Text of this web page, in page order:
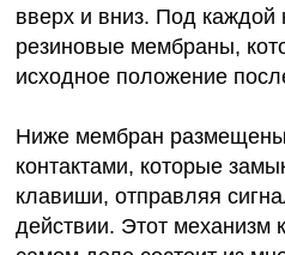
вверх и вниз. Под каждой
резиновые мембраны,
исходное положение
Ниже мембран
контактами, которые
клавиши, отправляя
действии. Этот механизм